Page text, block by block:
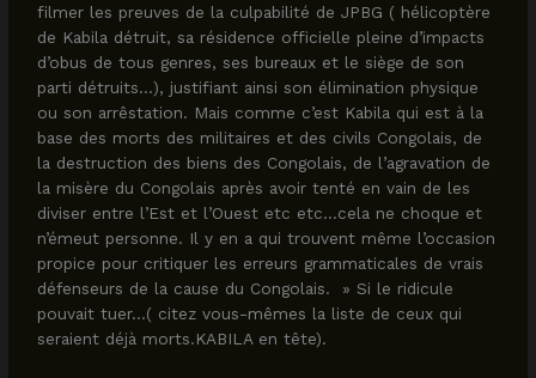
filmer les preuves de la culpabilité de JPBG ( hélicoptère
de Kabila détruit, sa résidence officielle pleine d’impacts
d’obus de tous genres, ses bureaux et le siège de son
parti détruits…), justifiant ainsi son élimination physique
ou son arrêstation. Mais comme c’est Kabila qui est à la
base des morts des militaires et des civils Congolais, de
la destruction des biens des Congolais, de l’agravation de
la misère du Congolais après avoir tenté en vain de les
diviser entre l’Est et l’Ouest etc etc…cela ne choque et
n’émeut personne. Il y en a qui trouvent même l’occasion
propice pour critiquer les erreurs grammaticales de vrais
défenseurs de la cause du Congolais. » Si le ridicule
pouvait tuer…( citez vous-mêmes la liste de ceux qui
seraient déjà morts.KABILA en tête).